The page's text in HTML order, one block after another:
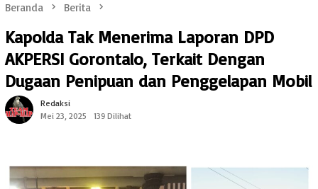
Beranda Berita
Kapolda Tak Menerima Laporan DPD
AKPERSI Gorontalo, Terkait Dengan
Dugaan Penipuan dan Penggelapan Mobil
Redaksi
Mei 23, 2025
139 Dilihat